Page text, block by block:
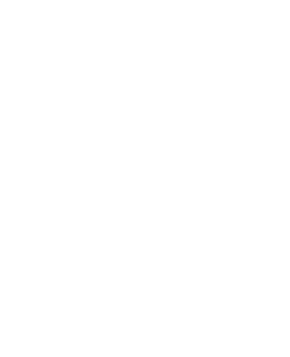
Rosa Fucsia, Talla: M